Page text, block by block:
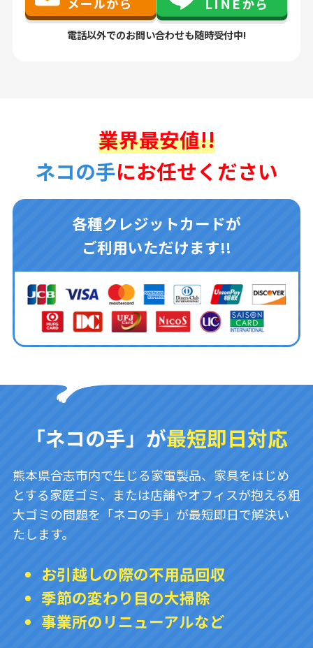
電話以外でのお問い合わせも随時受付中!
業界最安値!!
ネコの手にお任せください
各種クレジットカードが
ご利用いただけます!!
「ネコの手」が最短即日対応
熊本県合志市内で生じる家電製品、家具をはじめ
とする家庭ゴミ、または店舗やオフィスが抱える粗
大ゴミの問題を「ネコの手」が最短即日で解決い
たします。
お引越しの際の不用品回収
季節の変わり目の大掃除
事業所のリニューアルなど